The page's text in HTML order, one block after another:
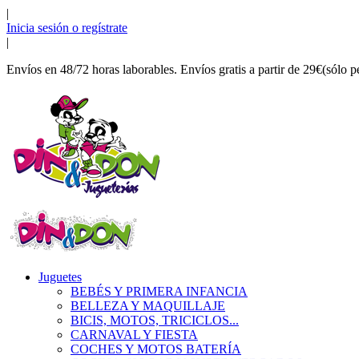
|
Inicia sesión o regístrate
|
Envíos en 48/72 horas laborables. Envíos gratis a partir de 29€(sólo
Juguetes
BEBÉS Y PRIMERA INFANCIA
BELLEZA Y MAQUILLAJE
BICIS, MOTOS, TRICICLOS...
CARNAVAL Y FIESTA
COCHES Y MOTOS BATERÍA